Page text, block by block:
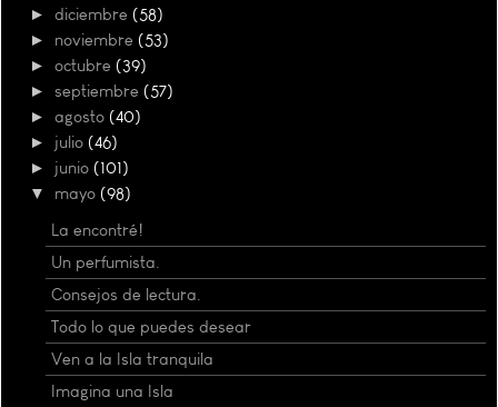
► diciembre (58)
► noviembre (53)
► octubre (39)
► septiembre (57)
► agosto (40)
► julio (46)
► junio (101)
▼ mayo (98)
La encontré!
Un perfumista.
Consejos de lectura.
Todo lo que puedes desear
Ven a la Isla tranquila
Imagina una Isla